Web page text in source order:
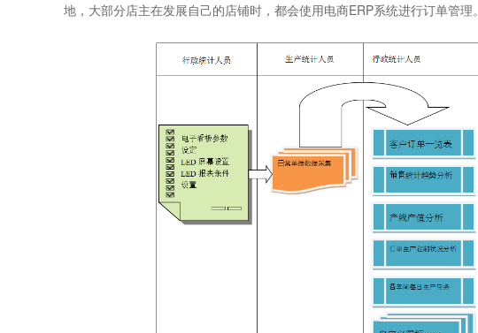
地，大部分店主在发展自己的店铺时，都会使用电商ERP系统进行订单管理。